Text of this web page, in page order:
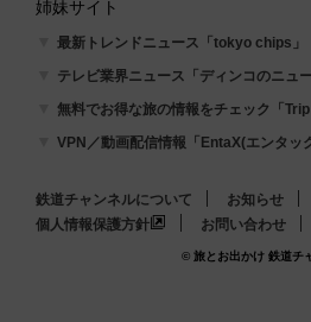
姉妹サイト
最新トレンドニュース「tokyo chips」
テレビ業界ニュース「ディンコのニュー
無料でお得な旅の情報をチェック「Trip
VPN／動画配信情報「EntaX(エンタッ
鉄道チャンネルについて お知らせ
個人情報保護方針
お問い合わせ
© 旅とお出かけ 鉄道チ